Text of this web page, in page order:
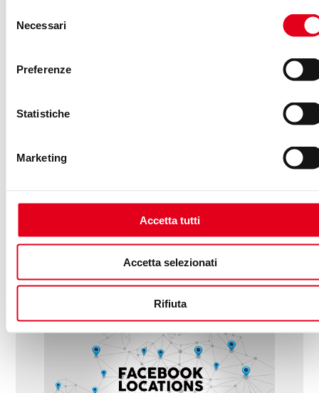
delNecessari
Preferenze
Statistiche
Marketing
Accetta tutti
Accetta selezionati
Rifiuta
superiore alla tua? Bene, siamo in due e
devi sfidare ad uno ad uno tutti i dogmi che lo
AVENTURI-09/07/2020 FACEBOOK,LOCAL
Facebook Locations: la
guida definitiva e aggiornata